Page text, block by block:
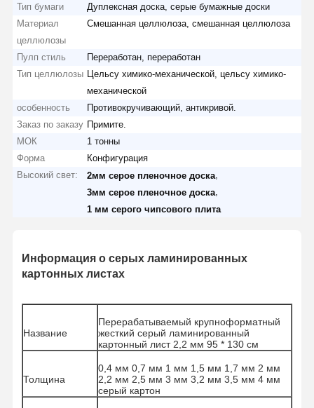
Тип бумаги
Дуплексная доска, серые бумажные доски
Материал
целлюлозы
Смешанная целлюлоза, смешанная целлюлоза
Пулп стиль
Переработан, переработан
Тип целлюлозы
Цельсу химико-механической, цельсу химико-
механической
особенность
Противокручивающий, антикривой.
Заказ по заказу Примите.
МОК
1 тонны
Форма
Конфигурация
Высокий свет:
2мм серое пленочное доска
3мм серое пленочное доска
1 мм серого чипсового плита
Информация о серых ламинированных
картонных листах
Название
Перерабатываемый крупноформатный
жесткий серый ламинированный
картонный лист 2,2 мм 95 * 130 см
Толщина
0,4 мм 0,7 мм 1 мм 1,5 мм 1,7 мм 2 мм
2,2 мм 2,5 мм 3 мм 3,2 мм 3,5 мм 4 мм
серый картон